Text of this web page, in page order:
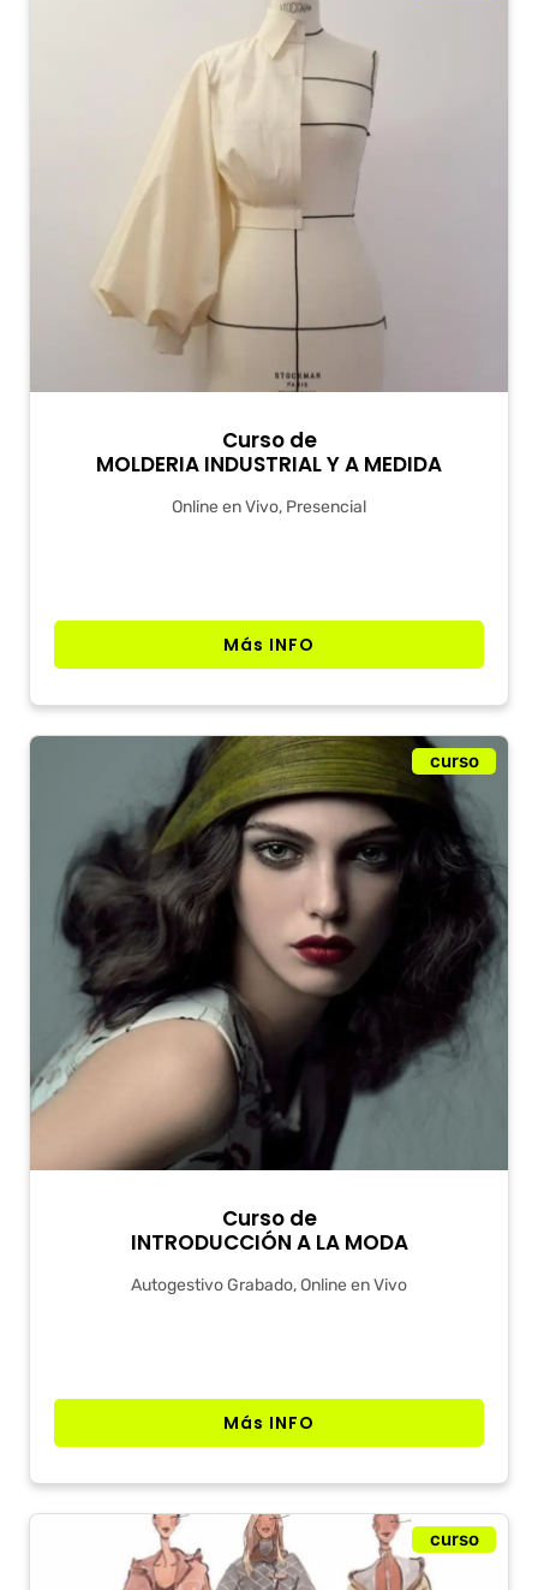
Curso de
MOLDERIA INDUSTRIAL Y A MEDIDA
Online en Vivo, Presencial
Más INFO
curso
Curso de
INTRODUCCIÓN A LA MODA
Autogestivo Grabado, Online en Vivo
Más INFO
curso